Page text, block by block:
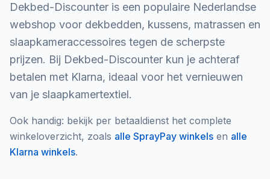
Dekbed-Discounter is een populaire Nederlandse
webshop voor dekbedden, kussens, matrassen en
slaapkameraccessoires tegen de scherpste
prijzen. Bij Dekbed-Discounter kun je achteraf
betalen met Klarna, ideaal voor het vernieuwen
van je slaapkamertextiel.
Ook handig: bekijk per betaaldienst het complete
winkeloverzicht, zoals alle SprayPay winkels en alle
Klarna winkels.